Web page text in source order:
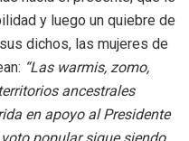
y luego un quiebre de
dichos, las mujeres de
“Las warmis, zomo,
ancestrales
en apoyo al Presidente